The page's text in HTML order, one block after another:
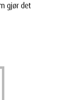
gjør det